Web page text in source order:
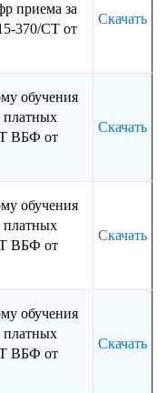
приема за
370/СТ от
Скачать
обучения
платных
ВБФ от
Скачать
обучения
платных
ВБФ от
Скачать
обучения
платных
ВБФ от
Скачать